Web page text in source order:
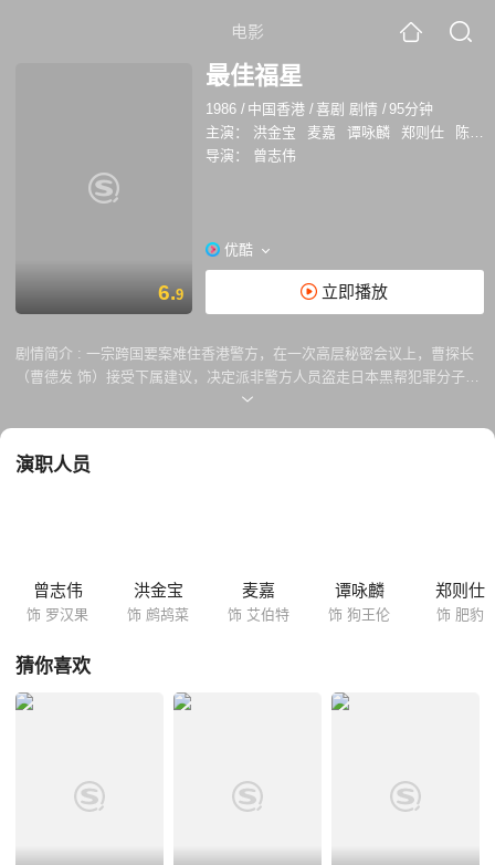
电影
6.9
最佳福星
1986 / 中国香港 /喜剧 剧情 /95分钟
主演：
洪金宝 麦嘉 谭咏麟 郑则仕 陈友
导演：
曾志伟
优酷
立即播放
剧情简介 : 一宗跨国要案难住香港警方，在一次高层秘密会议上，曹探长
（曹德发 饰）接受下属建议，决定派非警方人员盗走日本黑帮犯罪分子的
名贵钻石。他照例找到五福星老搭档，但最终只有鹧鸪菜（洪金宝 饰）同
Band友（陈友 饰）和力保健（楼南光 饰）。这几个人的搞笑和脱线本领
演职人员
曾志伟
饰 罗汉果
洪金宝
饰 鹧鸪菜
麦嘉
饰 艾伯特
谭咏麟
饰 狗王伦
郑则仕
饰 肥豹
猜你喜欢